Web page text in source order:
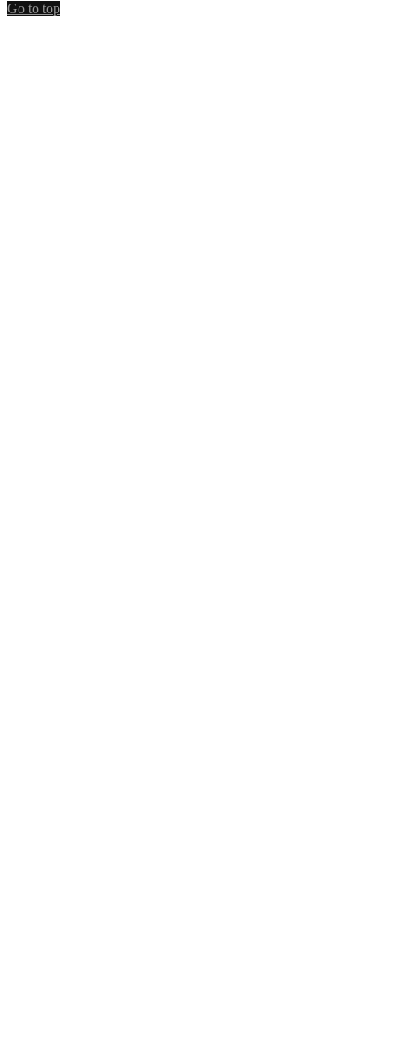
Go to top